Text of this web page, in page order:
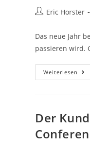
Beitrags-
Eric Horster
Das neue Jahr
passieren wird.
Weiterlesen Like
Me,
Der